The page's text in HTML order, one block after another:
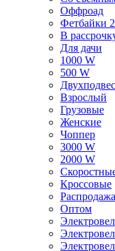
Оффроад
Фетбайки
В
Для дачи
1000 W
500 W
Взрослый
Грузовые
Женские
Чоппер
3000 W
2000 W
Кроссовые
Распродажа
Оптом